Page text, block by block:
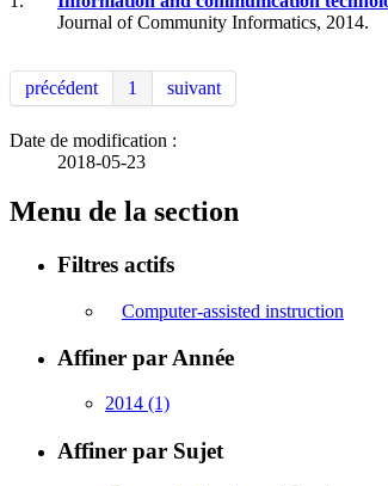
Journal of Community Informatics, 2014.
précédent 1 suivant
Date de modification :
2018-05-23
Menu de la section
Filtres actifs
Computer-assisted instruction
Affiner par Année
2014 (1)
Affiner par Sujet